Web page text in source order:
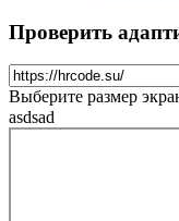
Проверить
Выберите размер
asdsad